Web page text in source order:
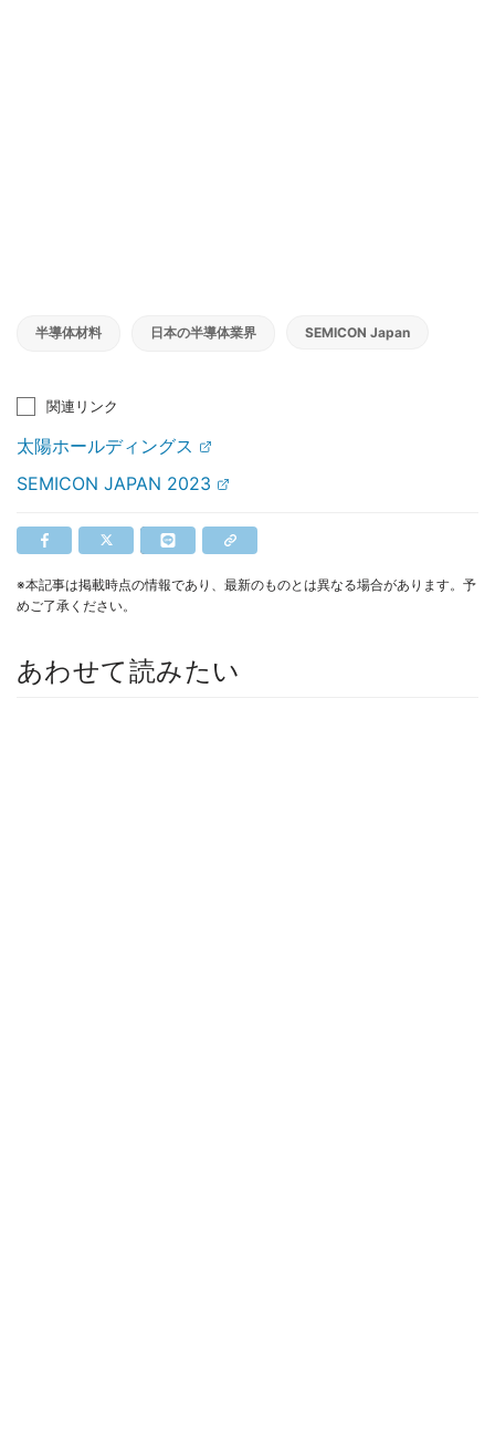
半導体材料 日本の半導体業界 SEMICON Japan
関連リンク
太陽ホールディングス
SEMICON JAPAN 2023
※本記事は掲載時点の情報であり、最新のものとは異なる場合があります。予
めご了承ください。
あわせて読みたい